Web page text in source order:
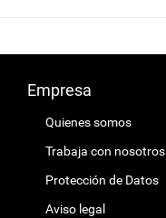
Empresa
Quienes somos
Trabaja con nosotros
Protección de Datos
Aviso legal